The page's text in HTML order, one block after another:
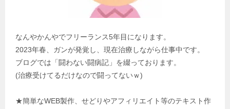
なんやかんやでフリーランス5年目になります。
2023年春、ガンが発覚し、現在治療しながら仕事中です。
ブログでは「闘わない闘病記」を綴っております。
(治療受けてるだけなので闘ってないｗ)
★簡単なWEB製作、せどりやアフィリエイト等のテキスト作